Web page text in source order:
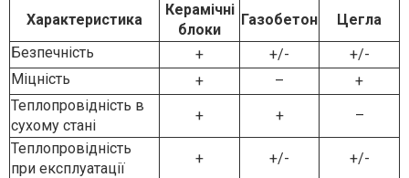
Характеристика
Керамічні
блоки
Газобетон
Цегла
Безпечність
+ +/-
+/-
Міцність
+ –
+
Теплопровідність в
сухому стані
+ +
–
Теплопровідність
при експлуатації
+ +/-
+/-